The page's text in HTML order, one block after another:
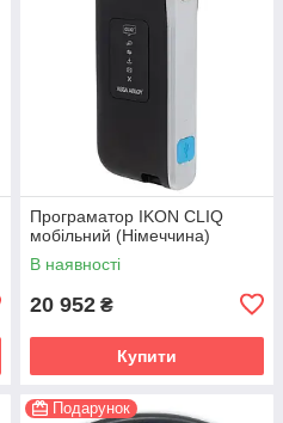
Програматор IKON CLIQ
мобільний (Німеччина)
В наявності
20 952 ₴
Купити
Подарунок